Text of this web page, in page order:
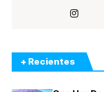
+ Recientes